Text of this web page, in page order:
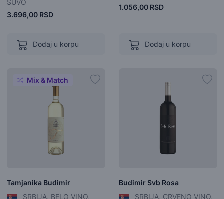
3.696,00 RSD
Dodaj u korpu
1.056,00 RSD
Dodaj u korpu
Mix & Match
Tamjanika Budimir
SRBIJA, BELO VINO,
Budimir Svb Rosa
SRBIJA, CRVENO VINO,